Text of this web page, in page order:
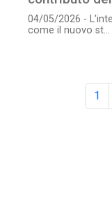
04/05/2026 -
come il nuovo st...
1